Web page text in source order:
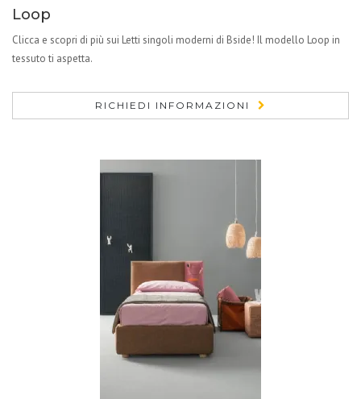
Loop
Clicca e scopri di più sui Letti singoli moderni di Bside! Il modello Loop in
tessuto ti aspetta.
RICHIEDI INFORMAZIONI